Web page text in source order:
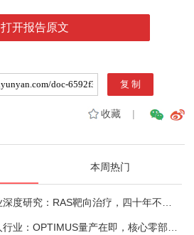
打开报告原文
收藏|
本周热门